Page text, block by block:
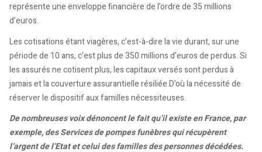
représente une enveloppe financière de l’ordre de 35 millions
d’euros.
Les cotisations étant viagères, c’est-à-dire la vie durant, sur une
période de 10 ans, c’est plus de 350 millions d’euros de perdus. Si
les assurés ne cotisent plus, les capitaux versés sont perdus à
jamais et la couverture assurantielle résiliée.D’où la nécessité de
réserver le dispositif aux familles nécessiteuses.
De nombreuses voix dénoncent le fait qu’il existe en France, par
exemple, des Services de pompes funèbres qui récupèrent
l’argent de l’Etat et celui des familles des personnes décédées.